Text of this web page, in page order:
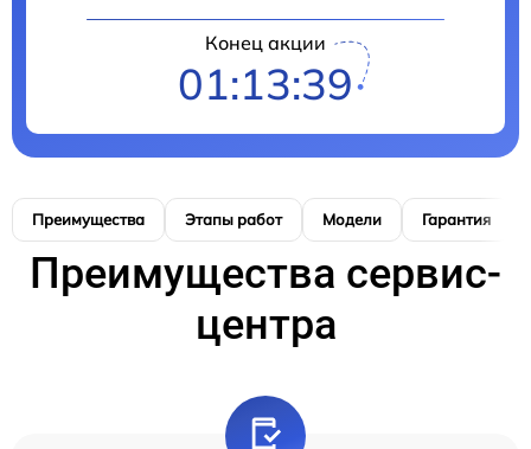
Конец акции
01:13:38
Преимущества Этапы работ Модели Гарантия
Преимущества сервис-
центра